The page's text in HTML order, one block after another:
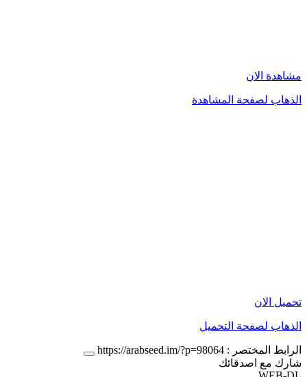
مشاهدة الان
الذهاب لصفحة المشاهدة
تحميل الان
الذهاب لصفحة التحميل
الرابط المختصر : https://arabseed.im/?p=98064
شارك مع اصدقائك